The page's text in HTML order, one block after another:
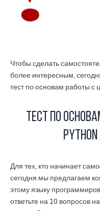
Чтобы сделать
более интересным,
тест по основам работы с
Тест по
Python
Для тех, кто начинает
сегодня мы предлагаем
этому языку
ответьте на 10 вопросов